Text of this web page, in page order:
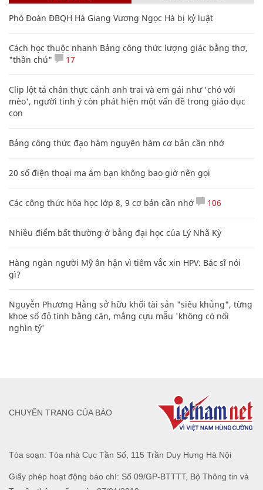
Phó Đoàn ĐBQH Hà Giang Vương Ngọc Hà bị kỷ luật
Cách học thuộc nhanh Bảng công thức lượng giác bằng thơ,
"thần chú"
17
Clip lột tả chân thực cảnh anh trai và em gái như 'chó với
mèo', người tinh ý còn phát hiện một vấn đề trong giáo dục
con
Bảng công thức đạo hàm nguyên hàm cơ bản cần nhớ
20 số điện thoại ma ám bạn không bao giờ nên gọi
Các công thức hóa học lớp 8, 9 cơ bản cần nhớ 106
Nhiều điểm bất thường ở bằng đại học của Lý Nhã Kỳ
Hàng ngàn người Mỹ ân hận vì tiêm vắc xin HPV: Bác sĩ nói
gì?
Nguyễn Phương Hằng sở hữu khối tài sản "siêu khủng", từng
khoe sổ đỏ tính bằng cân, mắng cựu mẫu 'không có nổi
nghìn tỷ'
Tòa soạn: Tòa nhà Cục Tần Số, 115 Trần Duy Hưng Hà Nội
Giấy phép hoạt động báo chí: Số 09/GP-BTTTT, Bộ Thông tin và
CHUYÊN TRANG CỦA BÁO